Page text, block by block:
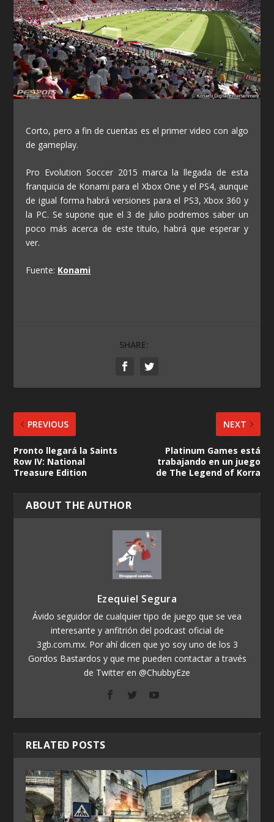
Corto, pero a fin de cuentas es el primer video con algo
de gameplay.
Pro Evolution Soccer 2015 marca la llegada de esta
franquicia de Konami para el Xbox One y el PS4, aunque
de igual forma habrá versiones para el PS3, Xbox 360 y
la PC. Se supone que el 3 de julio podremos saber un
poco más acerca de este título, habrá que esperar y
ver.
Fuente: Konami
SHARE:
PREVIOUS
Pronto llegará la Saints
Row IV: National
Treasure Edition
NEXT
Platinum Games está
trabajando en un juego
de The Legend of Korra
ABOUT THE AUTHOR
Ezequiel Segura
Ávido seguidor de cualquier tipo de juego que se vea
interesante y anfitrión del podcast oficial de
3gb.com.mx. Por ahí dicen que yo soy uno de los 3
Gordos Bastardos y que me pueden contactar a través
de Twitter en @ChubbyEze
RELATED POSTS